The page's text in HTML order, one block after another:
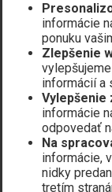
informácie
ponuku
Zlepšenie
informácií a
Vylepšenie
informácie
odpovedať
Na
informácie,
nidky
tretím